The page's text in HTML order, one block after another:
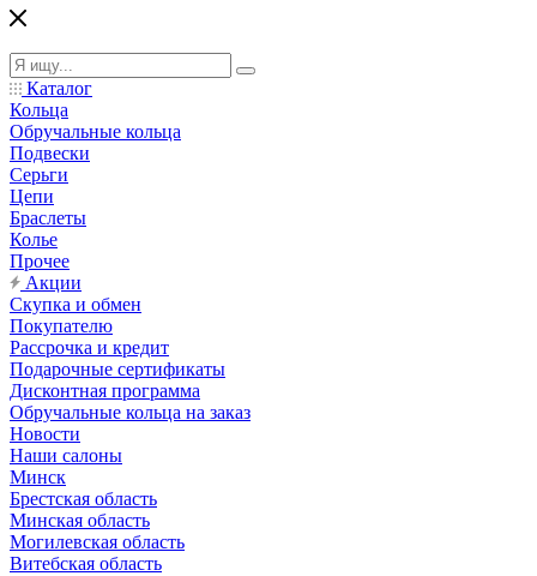
Каталог
Кольца
Обручальные кольца
Подвески
Серьги
Цепи
Браслеты
Колье
Прочее
Акции
Скупка и обмен
Покупателю
Рассрочка и кредит
Подарочные сертификаты
Дисконтная программа
Обручальные кольца на заказ
Новости
Наши салоны
Минск
Брестская область
Минская область
Могилевская область
Витебская область